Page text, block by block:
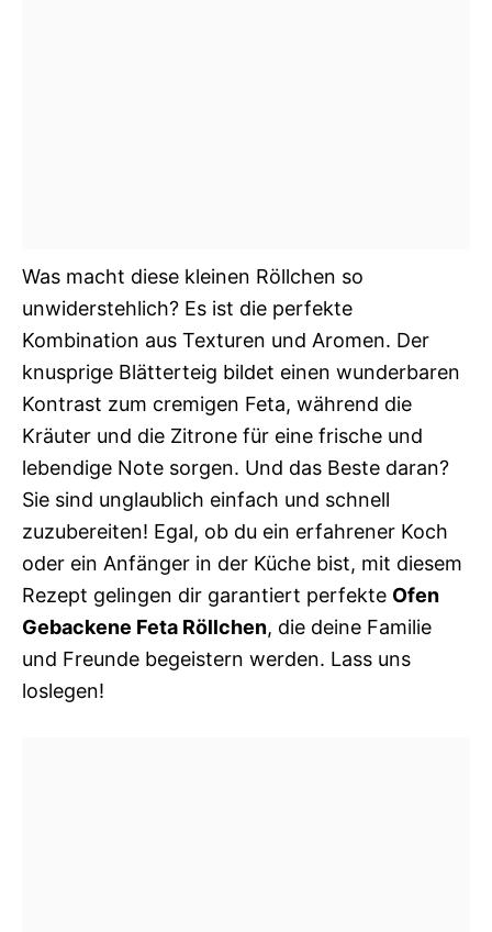
Was macht diese kleinen Röllchen so
unwiderstehlich? Es ist die perfekte
Kombination aus Texturen und Aromen. Der
knusprige Blätterteig bildet einen wunderbaren
Kontrast zum cremigen Feta, während die
Kräuter und die Zitrone für eine frische und
lebendige Note sorgen. Und das Beste daran?
Sie sind unglaublich einfach und schnell
zuzubereiten! Egal, ob du ein erfahrener Koch
oder ein Anfänger in der Küche bist, mit diesem
Rezept gelingen dir garantiert perfekte Ofen
Gebackene Feta Röllchen, die deine Familie
und Freunde begeistern werden. Lass uns
loslegen!